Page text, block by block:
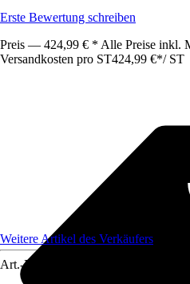
Erste Bewertung schreiben
Preis — 424,99 € * Alle Preise inkl.
Versandkosten pro ST424,99 €*/ ST
Weitere Artikel des Verkäufers
Art.-Nr.